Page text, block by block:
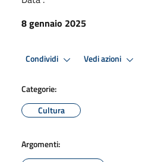
8 gennaio 2025
Condividi Vedi azioni
Categorie:
Cultura
Argomenti: